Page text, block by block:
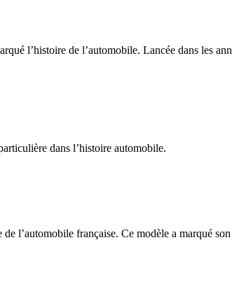
l’histoire de l’automobile. Lancée dans les
dans l’histoire automobile.
l’automobile française. Ce modèle a marqué